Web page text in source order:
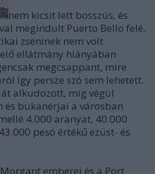
nem kicsit lett bosszús, és
megindult Puerto Bello felé.
zseninek nem volt
ellátmány hiányában
megcsappant, mire
így persze szó sem lehetett.
alkudozott, míg végül
és bukanérjai a városban
4.000 aranyat, 40.000
pesó értékű ezüst- és
emberei és a Port